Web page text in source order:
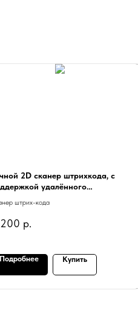
2D сканер штрихкода, с
удалённого
штрих-кода
р.
Подробнее Купить